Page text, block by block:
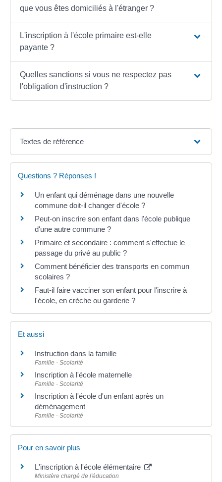
que vous êtes domiciliés à l'étranger ?
L'inscription à l'école primaire est-elle
payante ?
Quelles sanctions si vous ne respectez pas
l'obligation d'instruction ?
Textes de référence
Questions ? Réponses !
Un enfant qui déménage dans une nouvelle
commune doit-il changer d'école ?
Peut-on inscrire son enfant dans l'école publique
d'une autre commune ?
Primaire et secondaire : comment s'effectue le
passage du privé au public ?
Comment bénéficier des transports en commun
scolaires ?
Faut-il faire vacciner son enfant pour l'inscrire à
l'école, en crèche ou garderie ?
Et aussi
Instruction dans la famille
Famille - Scolarité
Inscription à l'école maternelle
Famille - Scolarité
Inscription à l'école d'un enfant après un
déménagement
Famille - Scolarité
Pour en savoir plus
L'inscription à l'école élémentaire
Ministère chargé de l'éducation